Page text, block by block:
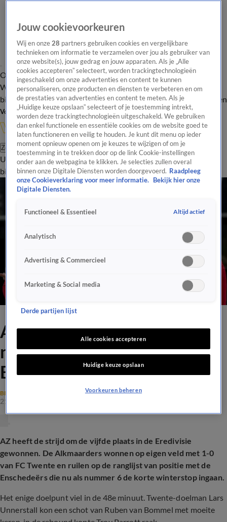
Overzicht Onze programma's Uitzendingen Onze gezichten
In de
WandelgangenInterviewsUitzending
bijwonenPodcastShopVeelgestelde vragenKijkersvraag insturen
Volg Vandaag Inside
Zoeken
UitzendingenVandaag InsideDe OranjezomerShopUitzending
bijwonen
AZ klopt FC Twente en
neemt vijfde plaats in
Eredivisie over
BINNENLANDS VOETBAL
21 dec 2024, 21:51
AZ heeft de strijd om de vijfde plaats in de Eredivisie
gewonnen. De Alkmaarders wonnen op eigen veld met 1-0
van FC Twente en ruilen op de ranglijst van positie met de
Enschedeërs die nu als nummer 6 de korte winterstop ingaan.
Het enige doelpunt viel in de 48e minuut. Twente-doelman Lars
Unnerstall kon een schot van Ruben van Bommel met moeite
Jouw cookievoorkeuren
Wij en onze28 partners gebruiken cookies en vergelijkbare
technieken om informatie te verzamelen over jou als gebruiker van
onze website(s), jouw gedrag en jouw apparaten. Als je „Alle
cookies accepteren” selecteert, worden trackingtechnologieën
ingeschakeld om onze advertenties en content te kunnen
personaliseren, onze producten en diensten te verbeteren en om
de prestaties van advertenties en content te meten. Als je
„Huidige keuze opslaan” selecteert of je toestemming intrekt,
worden deze trackingtechnologieën uitgeschakeld. We gebruiken
dan enkel functionele en essentiële cookies om de website goed te
laten functioneren en veilig te houden. Je kunt dit menu op ieder
moment opnieuw openen om je keuzes te wijzigen of om je
toestemming in te trekken door op de link Cookie-instellingen
onder aan de webpagina te klikken. Je selecties zullen overal
binnen onze Digitale Diensten worden doorgevoerd. Raadpleeg
onze Cookieverklaring voor meer informatie.
Bekijk hier onze
Digitale Diensten.
Functioneel & Essentieel Altijd actief
Analytisch
Advertising & Commercieel
Marketing & Social media
Derde partijen lijst
Alle cookies accepteren
Huidige keuze opslaan
Voorkeuren beheren